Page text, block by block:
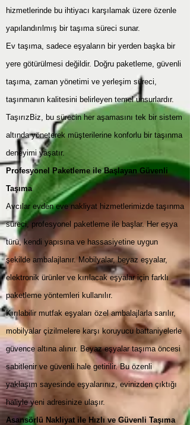
hizmetlerinde bu ihtiyacı karşılamak üzere özenle
yapılandırılmış bir taşıma süreci sunar.
Ev taşıma, sadece eşyaların bir yerden başka bir
yere götürülmesi değildir. Doğru paketleme, güvenli
taşıma, zaman yönetimi ve yerleşim süreci,
taşınmanın kalitesini belirleyen temel unsurlardır.
TaşırızBiz, bu sürecin her aşamasını tek bir sistem
altında yöneterek müşterilerine konforlu bir taşınma
deneyimi yaşatır.
Profesyonel Paketleme ile Başlayan Güvenli
Taşıma
Avcılar evden eve nakliyat hizmetlerimizde taşınma
süreci, profesyonel paketleme ile başlar. Her eşya
türü, kendi yapısına ve hassasiyetine uygun
şekilde ambalajlanır. Mobilyalar, beyaz eşyalar,
elektronik ürünler ve kırılacak eşyalar için farklı
paketleme yöntemleri kullanılır.
Kırılabilir mutfak eşyaları özel ambalajlarla sarılır,
mobilyalar çizilmelere karşı koruyucu battaniyelerle
güvence altına alınır. Beyaz eşyalar taşıma öncesi
sabitlenir ve güvenli hale getirilir. Bu özenli
yaklaşım sayesinde eşyalarınız, evinizden çıktığı
haliyle yeni adresinize ulaşır.
Asansörlü Nakliyat ile Hızlı ve Güvenli Taşıma